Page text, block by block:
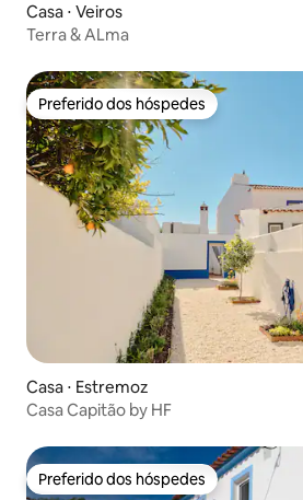
Casa ⋅ Veiros
Terra & ALma
Preferido dos hóspedes
Preferido dos hóspedes
Casa ⋅ Estremoz
Casa Capitão by HF
Preferido dos hóspedes
Preferido dos hóspedes